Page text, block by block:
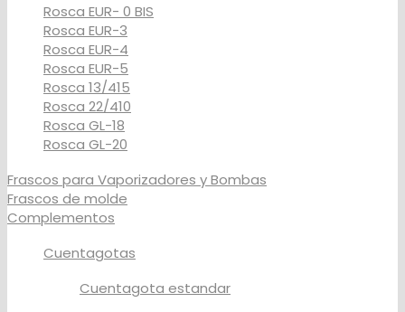
Rosca EUR- 0 BIS
Rosca EUR-3
Rosca EUR-4
Rosca EUR-5
Rosca 13/415
Rosca 22/410
Rosca GL-18
Rosca GL-20
Frascos para Vaporizadores y Bombas
Frascos de molde
Complementos
Cuentagotas
Cuentagota estandar